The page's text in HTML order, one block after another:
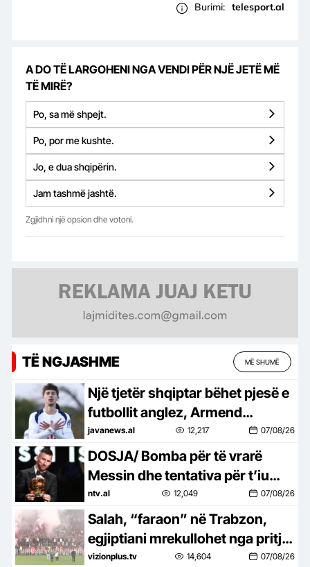
Burimi: telesport.al
A DO TË LARGOHENI NGA VENDI PËR NJË JETË MË
TË MIRË?
Po, sa më shpejt.
Po, por me kushte.
Jo, e dua shqipërin.
Jam tashmë jashtë.
Zgjidhni një opsion dhe votoni.
TË NGJASHME MË SHUMË
Një tjetër shqiptar bëhet pjesë e
futbollit anglez, Armend
Muslika firmos kontratën e parë
profesioniste me Tottenham
javanews.al 12,217 07/08/26
DOSJA/ Bomba për të vrarë
Messin dhe tentativa për t’iu
afruar Ronaldos në hotel
ntv.al 12,049 07/08/26
Salah, “faraon” në Trabzon,
egjiptiani mrekullohet nga pritja
në stadium, edhe Muçi “fërkon”
vizionplus.tv 14,604 07/08/26